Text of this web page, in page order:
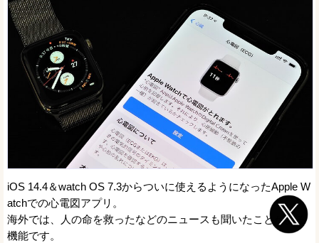
iOS 14.4＆watch OS 7.3からついに使えるようになったApple W
atchでの心電図アプリ。
海外では、人の命を救ったなどのニュースも聞いたことがある
機能です。